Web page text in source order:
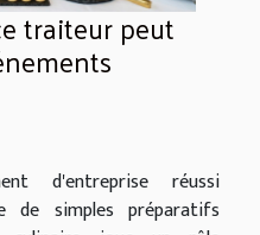
traiteur peut
d'entreprise réussi
de simples préparatifs